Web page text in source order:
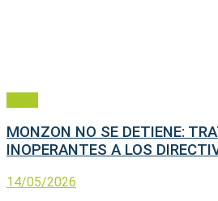
MONZON NO SE DETIENE:
INOPERANTES A LOS
14/05/2026